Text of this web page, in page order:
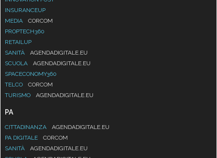
INSURANCEUP
MEDIA
CORCOM
PROPTECH360
RETAILUP
SANITÀ
AGENDADIGITALE.EU
SCUOLA
AGENDADIGITALE.EU
SPACECONOMY360
TELCO
CORCOM
TURISMO
AGENDADIGITALE.EU
PA
CITTADINANZA
AGENDADIGITALE.EU
PA DIGITALE
CORCOM
SANITÀ
AGENDADIGITALE.EU